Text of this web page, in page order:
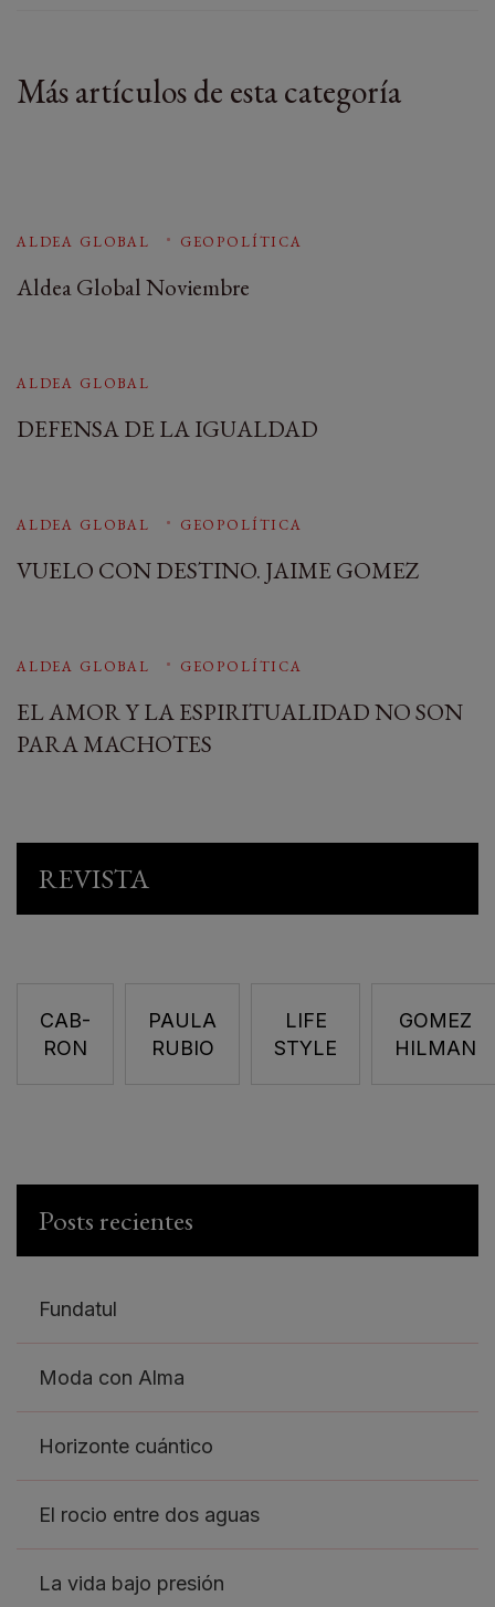
Más artículos de esta categoría
ALDEA GLOBAL GEOPOLÍTICA
Aldea Global Noviembre
ALDEA GLOBAL
DEFENSA DE LA IGUALDAD
ALDEA GLOBAL GEOPOLÍTICA
VUELO CON DESTINO. JAIME GOMEZ
ALDEA GLOBAL GEOPOLÍTICA
EL AMOR Y LA ESPIRITUALIDAD NO SON
PARA MACHOTES
REVISTA
CAB-
RON
PAULA
RUBIO
LIFE
STYLE
GOMEZ
HILMAN
Posts recientes
Fundatul
Moda con Alma
Horizonte cuántico
El rocio entre dos aguas
La vida bajo presión